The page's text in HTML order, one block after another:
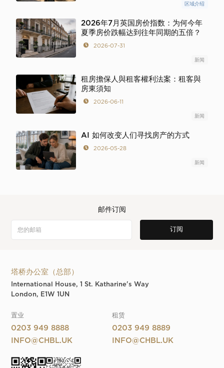
区域介绍
2026年7月英国房价指数：为何今年
夏季房价跌幅达到往年同期的五倍？
2026-07-31
新闻
租房擔保人與租客權利法案：租客與
房東須知
2026-06-11
新闻
AI 如何改变人们寻找房产的方式
2026-05-28
新闻
邮件订阅
塔桥办公室（总部）
International House, 1 St. Katharine's Way
London, E1W 1UN
置业
0203 949 8888
INFO@CHBL.UK
租赁
0203 949 8889
INFO@CHBL.UK